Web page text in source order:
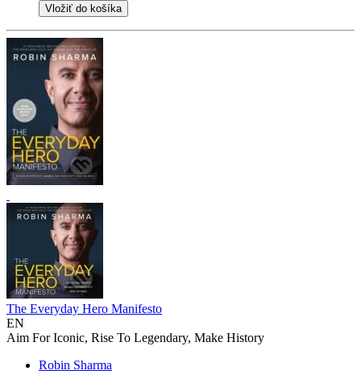
Vložiť do košíka
The Everyday Hero Manifesto
EN
Aim For Iconic, Rise To Legendary, Make History
Robin Sharma